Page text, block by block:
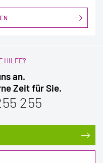
HILFE?
an.
Zeit für Sie.
255